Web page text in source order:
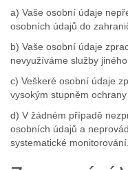
a) Vaše osobní údaje
osobních údajů do
b) Vaše osobní údaje
nevyužíváme služby
c) Veškeré osobní údaje
vysokým stupněm
d) V žádném případě
osobních údajů a
systematické monitorování.